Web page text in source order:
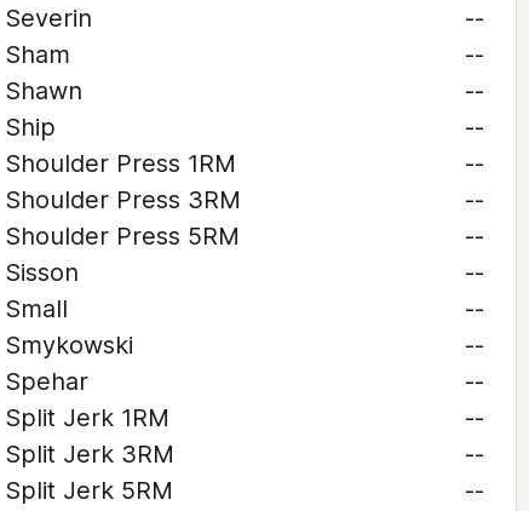
Severin
--
Sham
--
Shawn
--
Ship
--
Shoulder Press 1RM
--
Shoulder Press 3RM
--
Shoulder Press 5RM
--
Sisson
--
Small
--
Smykowski
--
Spehar
--
Split Jerk 1RM
--
Split Jerk 3RM
--
Split Jerk 5RM
--